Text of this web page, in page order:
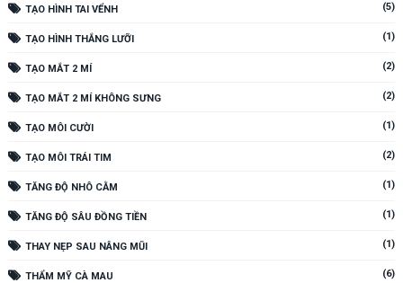
TẠO HÌNH TAI VỂNH (5)
TẠO HÌNH THẮNG LƯỠI (1)
TẠO MẮT 2 MÍ (2)
TẠO MẮT 2 MÍ KHÔNG SƯNG (2)
TẠO MÔI CƯỜI (1)
TẠO MÔI TRÁI TIM (2)
TĂNG ĐỘ NHÔ CẰM (1)
TĂNG ĐỘ SÂU ĐỒNG TIỀN (1)
THAY NẸP SAU NÂNG MŨI (1)
THẨM MỸ CÀ MAU (6)